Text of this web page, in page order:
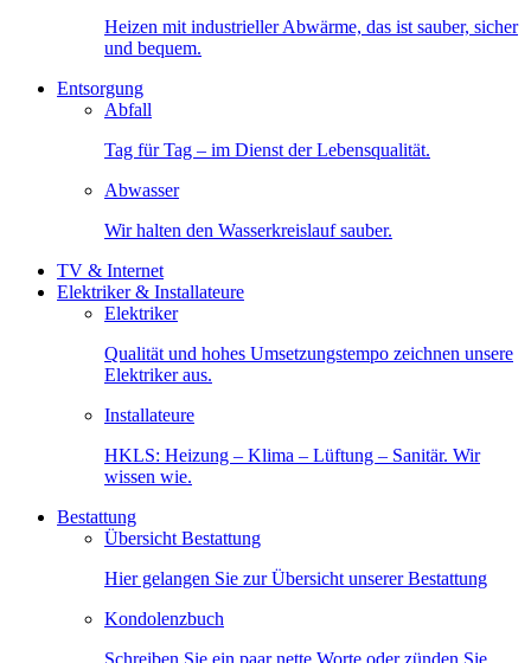
Heizen mit industrieller Abwärme, das ist sauber, sicher
und bequem.
Entsorgung
Abfall
Tag für Tag – im Dienst der Lebensqualität.
Abwasser
Wir halten den Wasserkreislauf sauber.
TV & Internet
Elektriker & Installateure
Elektriker
Qualität und hohes Umsetzungstempo zeichnen unsere
Elektriker aus.
Installateure
HKLS: Heizung – Klima – Lüftung – Sanitär. Wir
wissen wie.
Bestattung
Übersicht Bestattung
Hier gelangen Sie zur Übersicht unserer Bestattung
Kondolenzbuch
Schreiben Sie ein paar nette Worte oder zünden Sie